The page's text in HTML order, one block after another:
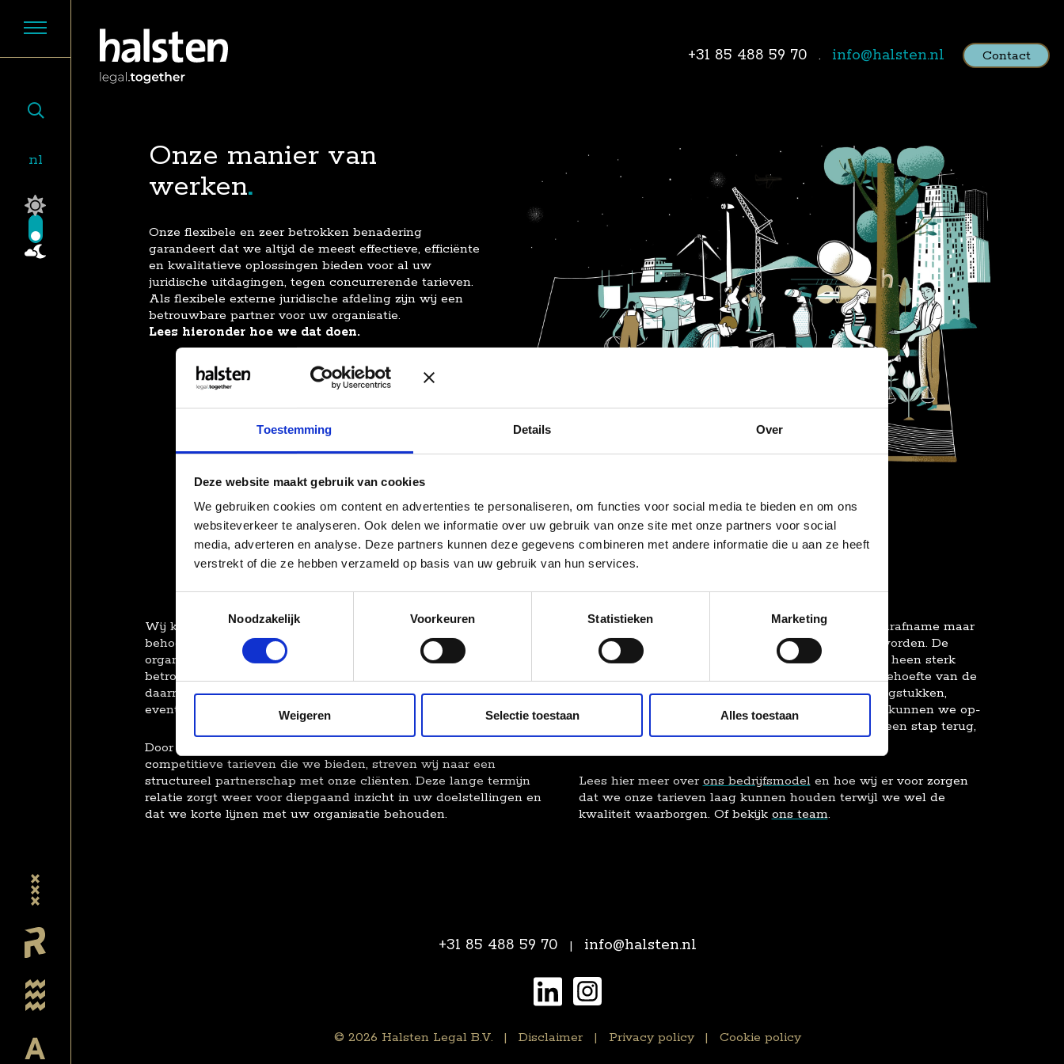
Toestemming Details Over
Deze website maakt gebruik van cookies
We gebruiken cookies om content en advertenties te personaliseren, om functies voor social media te bieden en om ons
websiteverkeer te analyseren. Ook delen we informatie over uw gebruik van onze site met onze partners voor social
media, adverteren en analyse. Deze partners kunnen deze gegevens combineren met andere informatie die u aan ze heeft
verstrekt of die ze hebben verzameld op basis van uw gebruik van hun services.
Noodzakelijk
Voorkeuren Statistieken Marketing
Weigeren Selectie toestaan Alles toestaan
nl
+31 85 488 59 70 info@halsten.nl Contact
Onze manier van
werken
Onze flexibele en zeer betrokken benadering
garandeert dat we altijd de meest effectieve, efficiënte
en kwalitatieve oplossingen bieden voor al uw
juridische uitdagingen, tegen concurrerende tarieven.
Als flexibele externe juridische afdeling zijn wij een
betrouwbare partner voor uw organisatie.
Lees hieronder hoe we dat doen.
Wij koppelen u aan de jurist die het beste aansluit bij de specifieke
behoeften van uw organisatie. Met één vast aanspreekpunt die uw
organisatie door en door kent, zorgen we voor maximale
betrokkenheid en de meest passende ondersteuning. Om u
daarnaast te ontlasten, coördineert uw contactpersoon de
eventuele inzet van andere specialisten binnen het Halsten team.
Door middel van een hoge cliënttevredenheid in combinatie met de
competitieve tarieven die we bieden, streven wij naar een
structureel partnerschap met onze cliënten. Deze lange termijn
relatie zorgt weer voor diepgaand inzicht in uw doelstellingen en
dat we korte lijnen met uw organisatie behouden.
Onze juristen werken voornamelijk op basis van uurafname maar
kunnen ook voor een afgebakend project ingezet worden. De
intensiteit van de samenwerking kan door de jaren heen sterk
fluctueren. Onze werkwijze wordt geleid door de behoefte van de
cliënt. Afhankelijk van de complexiteit van de vraagstukken,
specifieke expertises of capaciteit benodigdheden, kunnen we op-
en afschalen. We zetten dus even makkelijk weer een stap terug,
zodat u nooit vastzit aan onnodige kosten.
Lees hier meer overons bedrijfsmodelen hoe wij er voor zorgen
dat we onze tarieven laag kunnen houden terwijl we wel de
kwaliteit waarborgen. Of bekijk ons team.
+31 85 488 59 70 info@halsten.nl
© 2026 Halsten Legal B.V. Disclaimer Privacy policy Cookie policy